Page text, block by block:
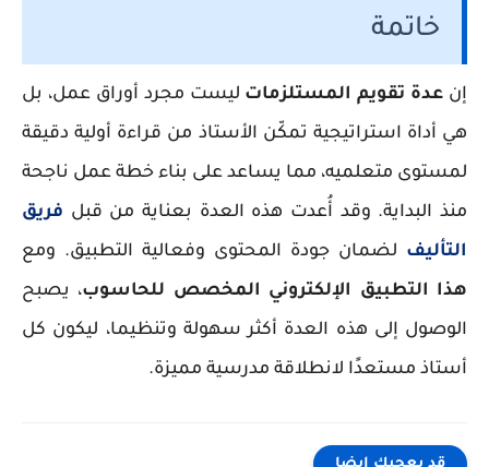
خاتمة
إن عدة تقويم المستلزمات ليست مجرد أوراق عمل، بل
هي أداة استراتيجية تمكّن الأستاذ من قراءة أولية دقيقة
لمستوى متعلميه، مما يساعد على بناء خطة عمل ناجحة
منذ البداية. وقد أُعدت هذه العدة بعناية من قبل فريق
التأليف لضمان جودة المحتوى وفعالية التطبيق. ومع
هذا التطبيق الإلكتروني المخصص للحاسوب، يصبح
الوصول إلى هذه العدة أكثر سهولة وتنظيما، ليكون كل
أستاذ مستعدًا لانطلاقة مدرسية مميزة.